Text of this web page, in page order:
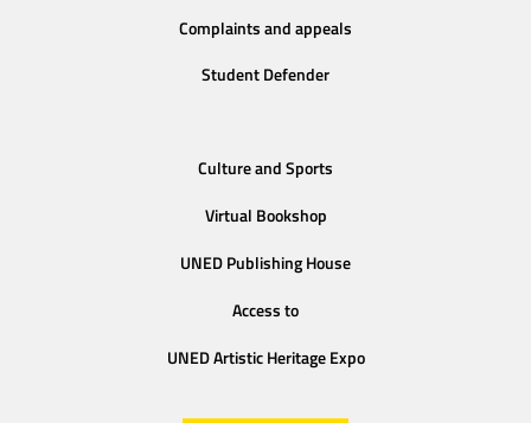
Complaints and appeals
Student Defender
Culture and Sports
Virtual Bookshop
UNED Publishing House
Access to
UNED Artistic Heritage Expo